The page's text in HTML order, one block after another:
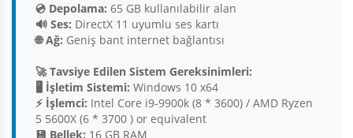
💿 Depolama: 65 GB kullanılabilir alan
🔊 Ses: DirectX 11 uyumlu ses kartı
🌐 Ağ: Geniş bant internet bağlantısı
🚀 Tavsiye Edilen Sistem Gereksinimleri:
🖥️ İşletim Sistemi: Windows 10 x64
⚡ İşlemci: Intel Core i9-9900k (8 * 3600) / AMD Ryzen
5 5600X (6 * 3700 ) or equivalent
💾 Bellek: 16 GB RAM